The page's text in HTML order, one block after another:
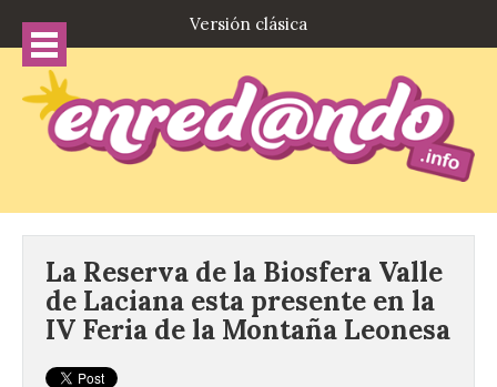
Versión clásica
La Reserva de la Biosfera Valle
de Laciana esta presente en la
IV Feria de la Montaña Leonesa